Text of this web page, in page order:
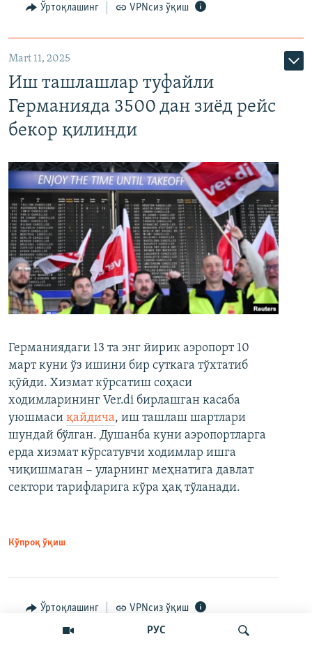
РУС
Ўртоқлашинг VPNсиз ўқиш
Mart 11, 2025
Иш ташлашлар туфайли
Германияда 3500 дан зиёд рейс
бекор қилинди
Германиядаги 13 та энг йирик аэропорт 10
март куни ўз ишини бир суткага тўхтатиб
қўйди. Хизмат кўрсатиш соҳаси
ходимларининг Ver.di бирлашган касаба
уюшмаси қайдича, иш ташлаш шартлари
шундай бўлган. Душанба куни аэропортларга
ерда хизмат кўрсатувчи ходимлар ишга
чиқишмаган − уларнинг меҳнатига давлат
сектори тарифларига кўра ҳақ тўланади.
Кўпроқ ўқиш
Ўртоқлашинг VPNсиз ўқиш